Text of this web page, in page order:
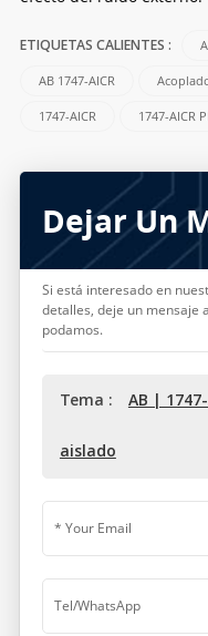
ETIQUETAS CALIENTES :
AB 1747-AICR
1747-AICR 1747-AICR
Dejar Un
Si está interesado en
detalles, deje un mensaje
podamos.
Tema : AB |
aislado